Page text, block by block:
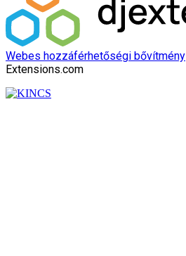
Webes hozzáférhetőségi bővítmény
Extensions.com